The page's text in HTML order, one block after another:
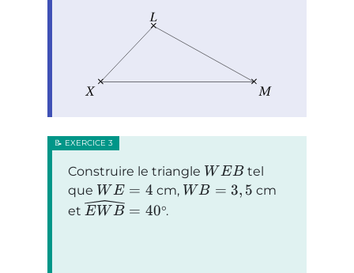
Construire le triangle WEBtel
que WE = 4 cm, WB = 3, 5 cm
et EWB = 40°.